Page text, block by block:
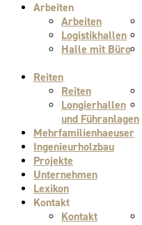
Arbeiten
Arbeiten
Logistikhallen
Halle mit Büro
Reiten
Reiten
Longierhallen
und Führanlagen
Mehrfamilienhaeuser
Ingenieurholzbau
Projekte
Unternehmen
Lexikon
Kontakt
Kontakt